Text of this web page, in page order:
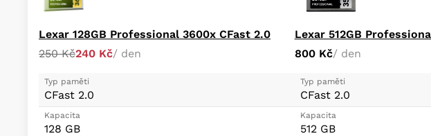
Lexar 128GB Professional 3600x CFast 2.0
250 Kč240 Kč/ den
Typ paměti
CFast 2.0
Kapacita
128 GB
Lexar 512GB
800 Kč/ den
Typ paměti
CFast 2.0
Kapacita
512 GB